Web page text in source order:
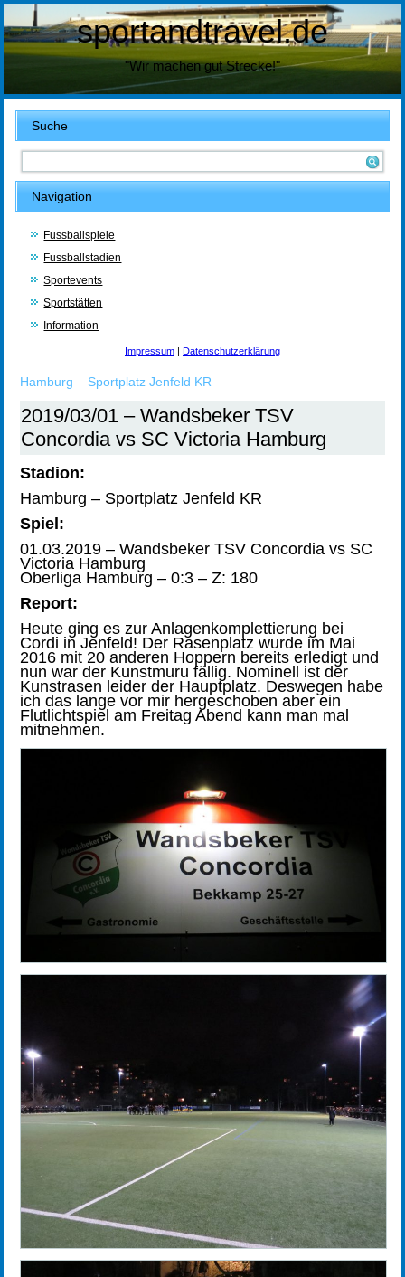
sportandtravel.de
"Wir machen gut Strecke!"
Suche
Navigation
Fussballspiele
Fussballstadien
Sportevents
Sportstätten
Information
Impressum | Datenschutzerklärung
Hamburg – Sportplatz Jenfeld KR
2019/03/01 – Wandsbeker TSV
Concordia vs SC Victoria Hamburg
Stadion:
Hamburg – Sportplatz Jenfeld KR
Spiel:
01.03.2019 – Wandsbeker TSV Concordia vs SC
Victoria Hamburg
Oberliga Hamburg – 0:3 – Z: 180
Report:
Heute ging es zur Anlagenkomplettierung bei
Cordi in Jenfeld! Der Rasenplatz wurde im Mai
2016 mit 20 anderen Hoppern bereits erledigt und
nun war der Kunstmuru fällig. Nominell ist der
Kunstrasen leider der Hauptplatz. Deswegen habe
ich das lange vor mir hergeschoben aber ein
Flutlichtspiel am Freitag Abend kann man mal
mitnehmen.